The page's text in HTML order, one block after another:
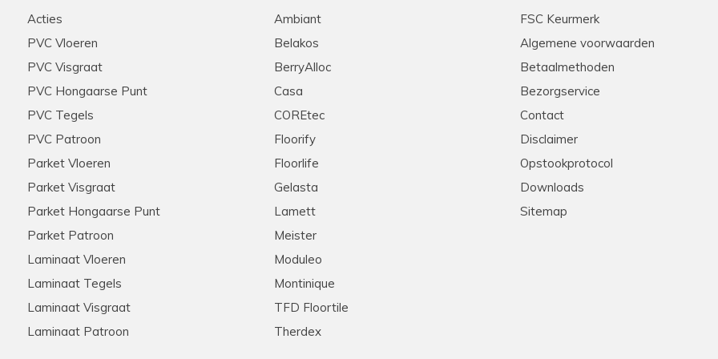
zouden aanschaffen
keuze gemaakt
ook de woonkamer en de
na wat zoekwerk een
dit werd snel en zonder
, met zeer ruime
raden ze aan iedereen aan!
zijn klanten! Meerdere
via de telefoon. Kent zijn
hartelijk bedankt
28-11-2025
Aanrader in alle opzichten!
Meedenkend, flexibel, snelle levering, goede prijs-kwaliteit. Heel erg
tevreden klanten hier!
Acties
PVC Vloeren
PVC Visgraat
PVC Hongaarse Punt
PVC Tegels
PVC Patroon
Parket Vloeren
Parket Visgraat
Parket Hongaarse Punt
Parket Patroon
Laminaat Vloeren
Laminaat Tegels
Laminaat Visgraat
Laminaat Patroon
Ambiant
Belakos
BerryAlloc
Casa
COREtec
Floorify
Floorlife
Gelasta
Lamett
Meister
Moduleo
Montinique
TFD Floortile
Therdex
FSC Keurmerk
Algemene voorwaarden
Betaalmethoden
Bezorgservice
Contact
Disclaimer
Opstookprotocol
Downloads
Sitemap